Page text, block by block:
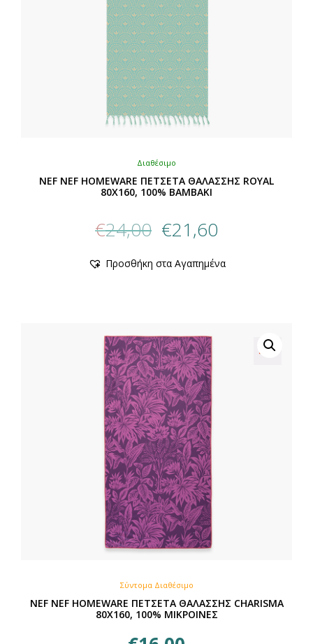
Διαθέσιμο
NEF NEF HOMEWARE ΠΕΤΣΕΤΑ ΘΑΛΑΣΣΗΣ ROYAL
80X160, 100% BAMBAKI
€24,00
price
€24,00.
€21,60
είναι:
το
Οι
επιλογές
μπορούν
να
επιλεγούν
στη
σελίδα
του
προϊόντος
Προσθήκη στα Αγαπημένα
Σύντομα Διαθέσιμο
NEF NEF HOMEWARE ΠΕΤΣΕΤΑ ΘΑΛΑΣΣΗΣ CHARISMA
80X160, 100% ΜΙΚΡΟΙΝΕΣ